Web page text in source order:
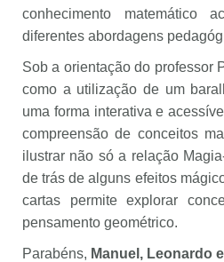
conhecimento matemático
diferentes abordagens
Sob a orientação do professor
como a utilização de um
uma forma interativa e
compreensão de conceitos
ilustrar não só a relação
de trás de alguns efeitos
cartas permite explorar
pensamento geométrico.
Parabéns, Manuel, Leonardo